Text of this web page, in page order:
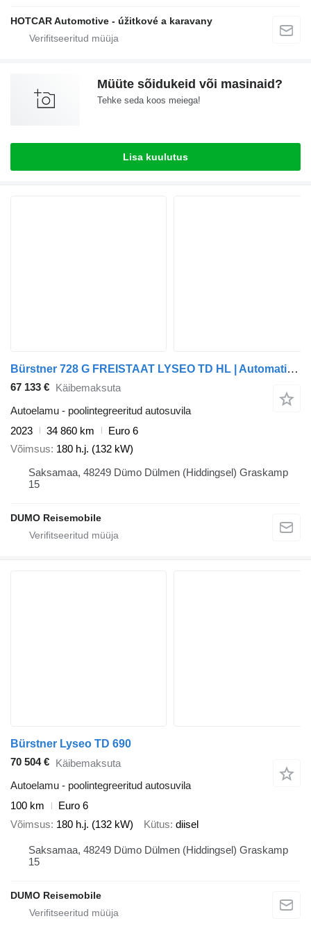
HOTCAR Automotive - úžitkové a karavany
Müüte sõidukeid või masinaid?
Tehke seda koos meiega!
Lisa kuulutus
Bürstner 728 G FREISTAAT LYSEO TD HL | Automatik/180PS
67 133 € Käibemaksuta
Autoelamu - poolintegreeritud autosuvila
2023
34 860 km
Euro 6
Võimsus 180 h.j. (132 kW)
Saksamaa, 48249 Dümo Dülmen (Hiddingsel) Graskamp
15
DUMO Reisemobile
Bürstner Lyseo TD 690
70 504 € Käibemaksuta
Autoelamu - poolintegreeritud autosuvila
100 km
Euro 6
Võimsus 180 h.j. (132 kW) Kütus diisel
Saksamaa, 48249 Dümo Dülmen (Hiddingsel) Graskamp
15
DUMO Reisemobile